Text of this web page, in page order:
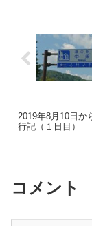
2019年8月10日か
行記（１日目）
コメント